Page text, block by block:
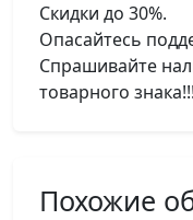
Скидки до 30%.
Опасайтесь
Спрашивайте
товарного знака!!!
Похожие